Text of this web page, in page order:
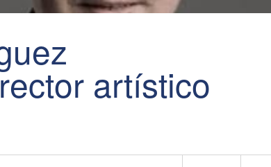
artístico